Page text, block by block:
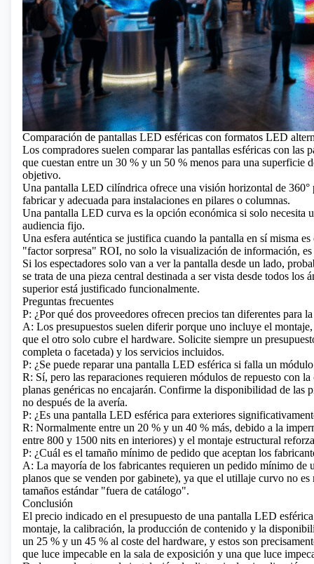
Comparación de pantallas LED esféricas con formatos LED
Los compradores suelen comparar las pantallas esféricas con
que cuestan entre un 30 % y un 50 % menos para una superficie
objetivo.
Una pantalla LED cilíndrica ofrece una visión horizontal de 360°
fabricar y adecuada para instalaciones en pilares o columnas.
Una pantalla LED curva es la opción económica si solo necesita
audiencia fijo.
Una esfera auténtica se justifica cuando la pantalla en sí misma
"factor sorpresa" ROI, no solo la visualización de información,
Si los espectadores solo van a ver la pantalla desde un lado,
se trata de una pieza central destinada a ser vista desde todos
superior está justificado funcionalmente.
Preguntas frecuentes
P: ¿Por qué dos proveedores ofrecen precios tan diferentes para
A: Los presupuestos suelen diferir porque uno incluye el
que el otro solo cubre el hardware. Solicite siempre un
completa o facetada) y los servicios incluidos.
P: ¿Se puede reparar una pantalla LED esférica si falla un
R: Sí, pero las reparaciones requieren módulos de repuesto con
planas genéricas no encajarán. Confirme la disponibilidad de las
no después de la avería.
P: ¿Es una pantalla LED esférica para exteriores
R: Normalmente entre un 20 % y un 40 % más, debido a la
entre 800 y 1500 nits en interiores) y el montaje estructural
P: ¿Cuál es el tamaño mínimo de pedido que aceptan los
A: La mayoría de los fabricantes requieren un pedido mínimo de
planos que se venden por gabinete), ya que el utillaje curvo no
tamaños estándar "fuera de catálogo".
Conclusión
El precio indicado en el presupuesto de una pantalla LED
montaje, la calibración, la producción de contenido y la
un 25 % y un 45 % al coste del hardware, y estos son
que luce impecable en la sala de exposición y una que luce